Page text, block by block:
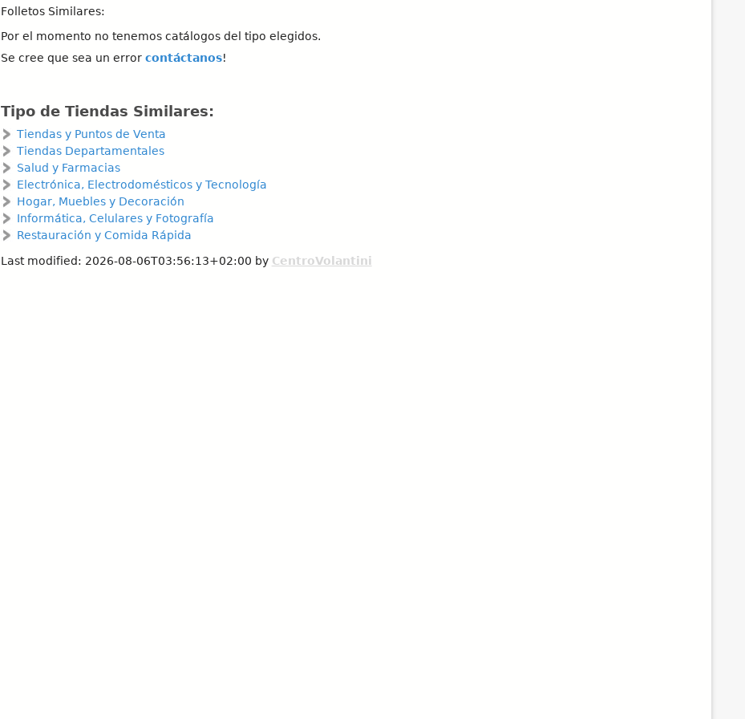
Folletos Similares:
Por el momento no tenemos catálogos del tipo elegidos.
Se cree que sea un error contáctanos!
Tipo de Tiendas Similares:
Tiendas y Puntos de Venta
Tiendas Departamentales
Salud y Farmacias
Electrónica, Electrodomésticos y Tecnología
Hogar, Muebles y Decoración
Informática, Celulares y Fotografía
Restauración y Comida Rápida
Last modified: 2026-08-06T03:56:13+02:00 by CentroVolantini